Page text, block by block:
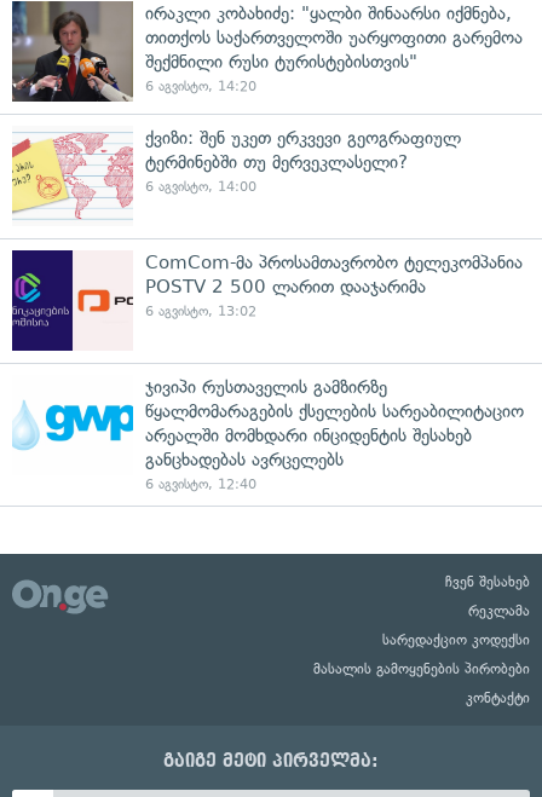
ირაკლი კობახიძე: "ყალბი შინაარსი იქმნება,
თითქოს საქართველოში უარყოფითი გარემოა
შექმნილი რუსი ტურისტებისთვის"
6 აგვისტო, 14:20
ქვიზი: შენ უკეთ ერკვევი გეოგრაფიულ
ტერმინებში თუ მერვეკლასელი?
6 აგვისტო, 14:00
ComCom-მა პროსამთავრობო ტელეკომპანია
POSTV 2 500 ლარით დააჯარიმა
6 აგვისტო, 13:02
ჯივიპი რუსთაველის გამზირზე
წყალმომარაგების ქსელების სარეაბილიტაციო
არეალში მომხდარი ინციდენტის შესახებ
განცხადებას ავრცელებს
6 აგვისტო, 12:40
ჩვენ შესახებ
რეკლამა
სარედაქციო კოდექსი
მასალის გამოყენების პირობები
კონტაქტი
გაიგე მეტი პირველმა: